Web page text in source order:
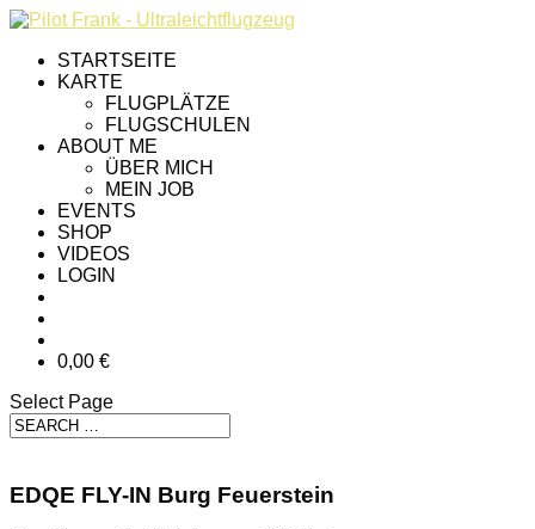
STARTSEITE
KARTE
FLUGPLÄTZE
FLUGSCHULEN
ABOUT ME
ÜBER MICH
MEIN JOB
EVENTS
SHOP
VIDEOS
LOGIN
0,00 €
Select Page
EDQE FLY-IN Burg Feuerstein